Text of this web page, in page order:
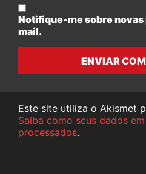
Notifique-me sobre
mail.
ENVIAR
Este site utiliza o Akismet
Saiba como seus dados
processados.